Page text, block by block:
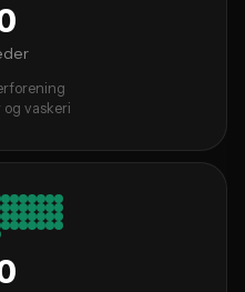
vaskeri